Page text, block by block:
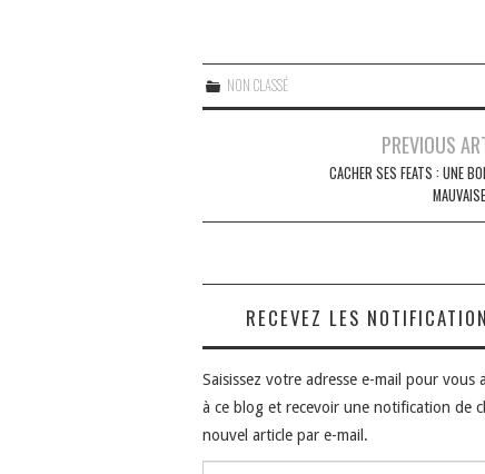
NON CLASSÉ
PREVIOUS
CACHER SES FEATS : UNE
RECEVEZ LES
Saisissez votre adresse e-mail pour vous
à ce blog et recevoir une notification de
nouvel article par e-mail.